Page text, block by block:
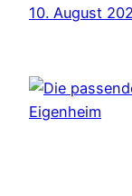
10. August